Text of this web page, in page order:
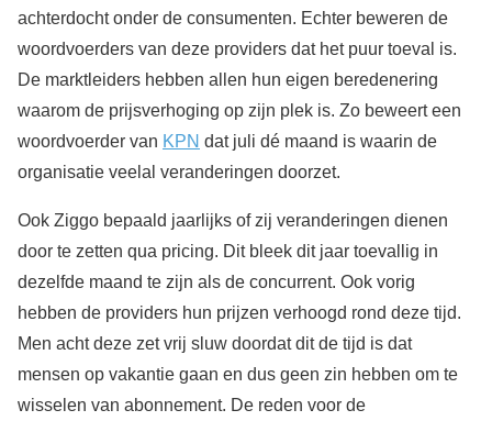
achterdocht onder de consumenten. Echter beweren de
woordvoerders van deze providers dat het puur toeval is.
De marktleiders hebben allen hun eigen beredenering
waarom de prijsverhoging op zijn plek is. Zo beweert een
woordvoerder van KPN dat juli dé maand is waarin de
organisatie veelal veranderingen doorzet.
Ook Ziggo bepaald jaarlijks of zij veranderingen dienen
door te zetten qua pricing. Dit bleek dit jaar toevallig in
dezelfde maand te zijn als de concurrent. Ook vorig
hebben de providers hun prijzen verhoogd rond deze tijd.
Men acht deze zet vrij sluw doordat dit de tijd is dat
mensen op vakantie gaan en dus geen zin hebben om te
wisselen van abonnement. De reden voor de